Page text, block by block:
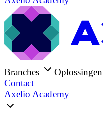
Branches Oplossingen
Contact
Axelio Academy